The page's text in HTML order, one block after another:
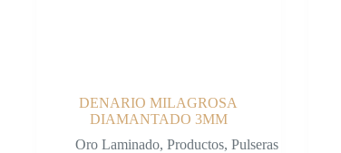
DENARIO MILAGROSA
DIAMANTADO 3MM
Oro Laminado, Productos, Pulseras